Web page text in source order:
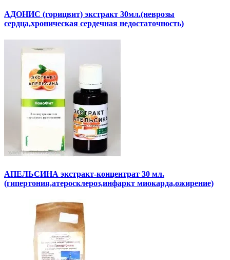
АДОНИС (горицвит) экстракт 30мл.(неврозы
сердца,хроническая сердечная недостаточность)
АПЕЛЬСИНА экстракт-концентрат 30 мл.
(гипертония,атеросклероз,инфаркт миокарда,ожирение)